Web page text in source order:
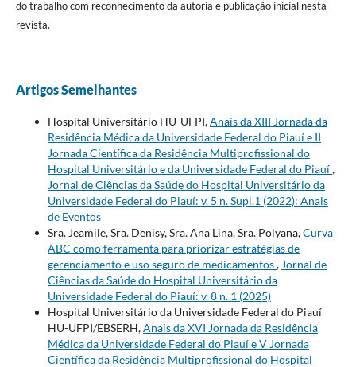
do trabalho com reconhecimento da autoria e publicação inicial nesta
revista.
Artigos Semelhantes
Hospital Universitário HU-UFPI,Anais da XIII Jornada da
Residência Médica da Universidade Federal do Piauí e II
Jornada Científica da Residência Multiprofissional do
Hospital Universitário e da Universidade Federal do Piauí,
Jornal de Ciências da Saúde do Hospital Universitário da
Universidade Federal do Piauí: v. 5 n. Supl.1 (2022): Anais
de Eventos
Sra. Jeamile, Sra. Denisy, Sra. Ana Lina, Sra. Polyana,Curva
ABC como ferramenta para priorizar estratégias de
gerenciamento e uso seguro de medicamentos, Jornal de
Ciências da Saúde do Hospital Universitário da
Universidade Federal do Piauí: v. 8 n. 1 (2025)
Hospital Universitário da Universidade Federal do Piauí
HU-UFPI/EBSERH,Anais da XVI Jornada da Residência
Médica da Universidade Federal do Piauí e V Jornada
Científica da Residência Multiprofissional do Hospital